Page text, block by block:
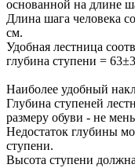
основанной на длине
Длина шага человека
см.
Удобная лестница
глубина ступени =
Наиболее удобный
Глубина ступеней
размеру обуви - не
Недостаток глубины
ступени.
Высота ступени